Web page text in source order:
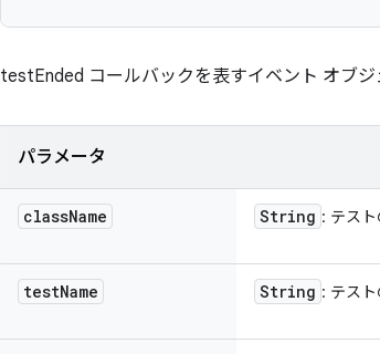
testEnded コールバックを表すイベント オブジ
パラメータ
className String : テス
testName String : テス